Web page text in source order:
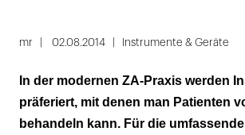
mr 02.08.2014 Instrumente & Geräte
In der modernen ZA-Praxis werden
präferiert, mit denen man Patienten
behandeln kann. Für die